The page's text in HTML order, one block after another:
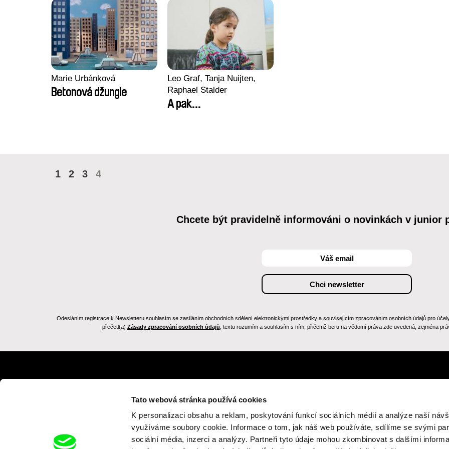
Tato webová stránka používá cookies
K personalizaci obsahu a reklam, poskytování funkcí sociálních médií a analýze naší
využíváme soubory cookie. Informace o tom, jak náš web používáte, sdílíme se svými
sociální média, inzerci a analýzy. Partneři tyto údaje mohou zkombinovat s dalšími
Marie Urbánková
Betonová džungle
Leo Graf, Tanja Nuijten,
Raphael Stalder
A pak...
1 2 3 4
Chcete být pravidelně informováni o novinkách v junior
Odesláním registrace k Newsletteru souhlasím se zasíláním obchodních sdělení elektronickými prostředky a souvisejícím zpracováním osobních údajů pro
přečetl(a) Zásady zpracování osobních údajů , textu rozumím a souhlasím s ním, přičemž beru na vědomí práva zde uvedená, zejména